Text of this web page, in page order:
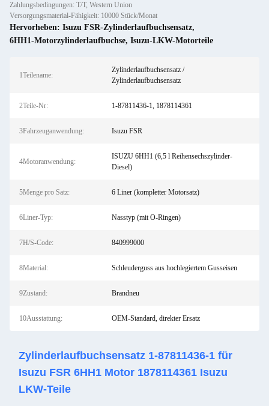
Zahlungsbedingungen: T/T, Western Union
Versorgungsmaterial-Fähigkeit: 10000 Stück/Monat
Hervorheben: Isuzu FSR-Zylinderlaufbuchsensatz,
6HH1-Motorzylinderlaufbuchse, Isuzu-LKW-Motorteile
1Teilename:
Zylinderlaufbuchsensatz /
Zylinderlaufbuchsensatz
2Teile-Nr: 1-87811436-1, 1878114361
3Fahrzeuganwendung: Isuzu FSR
4Motoranwendung:
ISUZU 6HH1 (6,5 l Reihensechszylinder-
Diesel)
5Menge pro Satz: 6 Liner (kompletter Motorsatz)
6Liner-Typ: Nasstyp (mit O-Ringen)
7H/S-Code: 840999000
8Material: Schleuderguss aus hochlegiertem Gusseisen
9Zustand: Brandneu
10Ausstattung: OEM-Standard, direkter Ersatz
Zylinderlaufbuchsensatz 1-87811436-1 für
Isuzu FSR 6HH1 Motor 1878114361 Isuzu
LKW-Teile